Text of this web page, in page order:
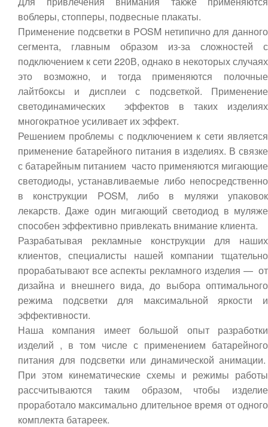
воблеры, стопперы, подвесные плакаты.
Применение подсветки в POSM нетипично для данного
сегмента, главным образом из-за сложностей с
подключением к сети 220В, однако в некоторых случаях
это возможно, и тогда применяются полочные
лайтбоксы и дисплеи с подсветкой. Применение
светодинамических эффектов в таких изделиях
многократное усиливает их эффект.
Решением проблемы с подключением к сети является
применение батарейного питания в изделиях. В связке
с батарейным питанием часто применяются мигающие
светодиоды, устанавливаемые либо непосредственно
в конструкции POSM, либо в муляжи упаковок
лекарств. Даже один мигающий светодиод в муляже
способен эффективно привлекать внимание клиента.
Разрабатывая рекламные конструкции для наших
клиентов, специалисты нашей компании тщательно
прорабатывают все аспекты рекламного изделия — от
дизайна и внешнего вида, до выбора оптимального
режима подсветки для максимальной яркости и
эффективности.
Наша компания имеет большой опыт разработки
изделий , в том числе с применением батарейного
питания для подсветки или динамической анимации.
При этом кинематические схемы и режимы работы
рассчитываются таким образом, чтобы изделие
проработало максимально длительное время от одного
комплекта батареек.